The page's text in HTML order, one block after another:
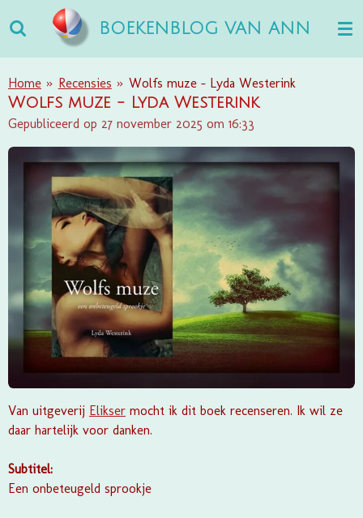
direct
naar
de
hoofdinhoud
BOEKENBLOG VAN ANN
Home » Recensies » Wolfs muze - Lyda Westerink
Wolfs muze - Lyda Westerink
Gepubliceerd op 27 november 2025 om 16:33
Van uitgeverij Elikser mocht ik dit boek recenseren. Ik wil ze
daar hartelijk voor danken.
Subtitel:
Een onbeteugeld sprookje